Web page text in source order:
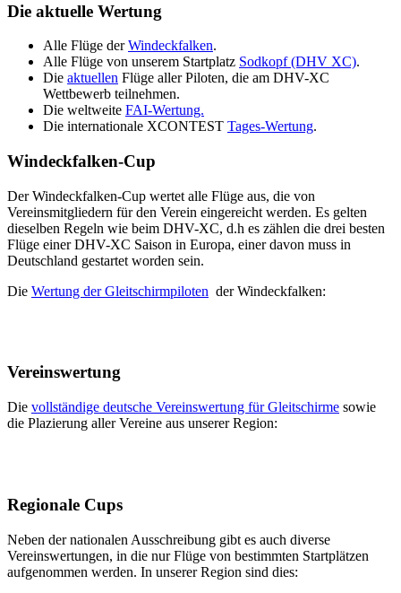
Die aktuelle Wertung
Alle Flüge derWindeckfalken.
Alle Flüge von unserem Startplatz Sodkopf (DHV XC).
Die aktuellen Flüge aller Piloten, die am DHV-XC
Wettbewerb teilnehmen.
Die weltweite FAI-Wertung.
Die internationale XCONTEST Tages-Wertung.
Windeckfalken-Cup
Der Windeckfalken-Cup wertet alle Flüge aus, die von
Vereinsmitgliedern für den Verein eingereicht werden. Es gelten
dieselben Regeln wie beim DHV-XC, d.h es zählen die drei besten
Flüge einer DHV-XC Saison in Europa, einer davon muss in
Deutschland gestartet worden sein.
Die Wertung der Gleitschirmpiloten der Windeckfalken:
Vereinswertung
Die vollständige deutsche Vereinswertung für Gleitschirme sowie
die Plazierung aller Vereine aus unserer Region:
Regionale Cups
Neben der nationalen Ausschreibung gibt es auch diverse
Vereinswertungen, in die nur Flüge von bestimmten Startplätzen
aufgenommen werden. In unserer Region sind dies: